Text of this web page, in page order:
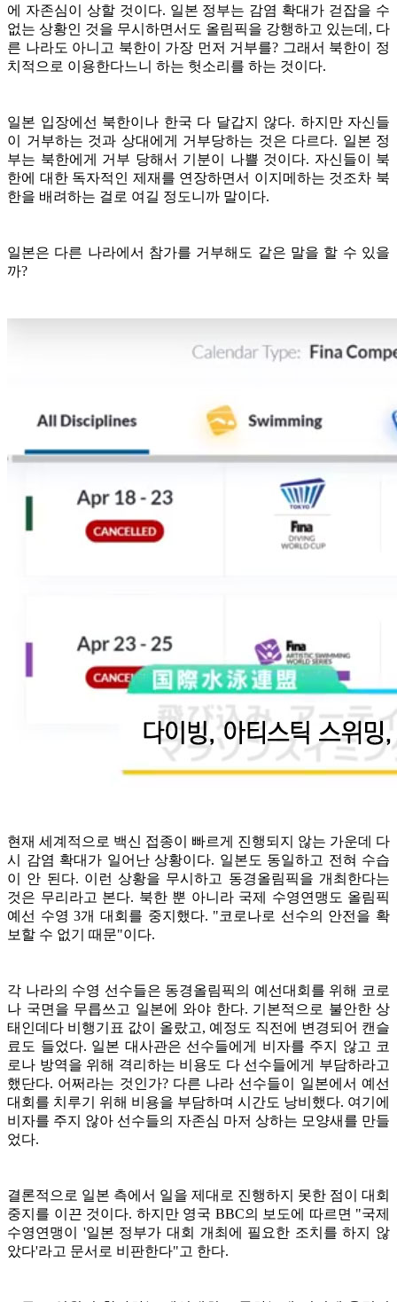
에 자존심이 상할 것이다. 일본 정부는 감염 확대가 걷잡을 수
없는 상황인 것을 무시하면서도 올림픽을 강행하고 있는데, 다
른 나라도 아니고 북한이 가장 먼저 거부를? 그래서 북한이 정
치적으로 이용한다느니 하는 헛소리를 하는 것이다.
일본 입장에선 북한이나 한국 다 달갑지 않다. 하지만 자신들
이 거부하는 것과 상대에게 거부당하는 것은 다르다. 일본 정
부는 북한에게 거부 당해서 기분이 나쁠 것이다. 자신들이 북
한에 대한 독자적인 제재를 연장하면서 이지메하는 것조차 북
한을 배려하는 걸로 여길 정도니까 말이다.
일본은 다른 나라에서 참가를 거부해도 같은 말을 할 수 있을
까?
현재 세계적으로 백신 접종이 빠르게 진행되지 않는 가운데 다
시 감염 확대가 일어난 상황이다. 일본도 동일하고 전혀 수습
이 안 된다. 이런 상황을 무시하고 동경올림픽을 개최한다는
것은 무리라고 본다. 북한 뿐 아니라 국제 수영연맹도 올림픽
예선 수영 3개 대회를 중지했다. "코로나로 선수의 안전을 확
보할 수 없기 때문"이다.
각 나라의 수영 선수들은 동경올림픽의 예선대회를 위해 코로
나 국면을 무릅쓰고 일본에 와야 한다. 기본적으로 불안한 상
태인데다 비행기표 값이 올랐고, 예정도 직전에 변경되어 캔슬
료도 들었다. 일본 대사관은 선수들에게 비자를 주지 않고 코
로나 방역을 위해 격리하는 비용도 다 선수들에게 부담하라고
했단다. 어쩌라는 것인가? 다른 나라 선수들이 일본에서 예선
대회를 치루기 위해 비용을 부담하며 시간도 낭비했다. 여기에
비자를 주지 않아 선수들의 자존심 마저 상하는 모양새를 만들
었다.
결론적으로 일본 측에서 일을 제대로 진행하지 못한 점이 대회
중지를 이끈 것이다. 하지만 영국 BBC의 보도에 따르면 "국제
수영연맹이 '일본 정부가 대회 개최에 필요한 조치를 하지 않
았다'라고 문서로 비판한다"고 한다.